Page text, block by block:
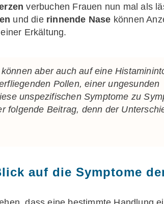
verbuchen Frauen nun mal als
und dierinnende Nase können
Erkältung.
können aber auch auf eine
Pollen, einer ungesunden
unspezifischen Symptome zu
folgende Beitrag, denn der
auf die Symptome